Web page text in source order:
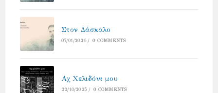
Στον Δάσκαλο
07/01/2026 / 0 COMMENTS
Αχ Χελιδόνι μου
22/10/2025 / 0 COMMENTS